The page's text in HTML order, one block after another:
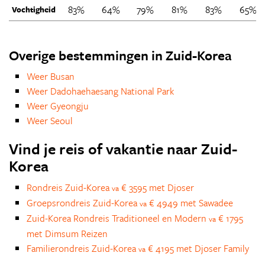
Vochtigheid 83% 64% 79% 81% 83% 65%
Overige bestemmingen in Zuid-Korea
Weer Busan
Weer Dadohaehaesang National Park
Weer Gyeongju
Weer Seoul
Vind je reis of vakantie naar Zuid-
Korea
Rondreis Zuid-Korea va € 3595 met Djoser
Groepsrondreis Zuid-Korea va € 4949 met Sawadee
Zuid-Korea Rondreis Traditioneel en Modern va € 1795
met Dimsum Reizen
Familierondreis Zuid-Korea va € 4195 met Djoser Family